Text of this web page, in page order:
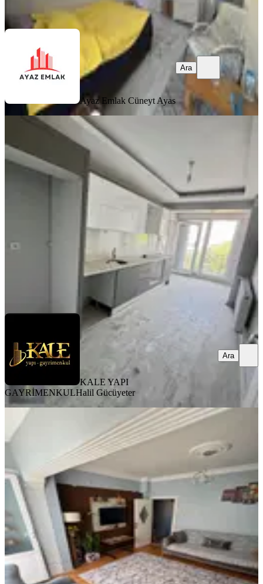
Ayaz Emlak Cüneyt Ayas
Ara
Kale Gayrimenkulden
Gaziosmanpaşa Mah Satılık 2+1
Daire
Bergama, Gaziosmanpaşa Mahallesi
4. Kat·06.08.2026
KALE YAPI GAYRİMENKUL Halil Gücüyeter
KALE YAPI
GAYRİMENKULHalil Gücüyeter
Ara
YENİ
Üzmez Gayrimenkuldan Ful Tadilatlı
Satılık 2-1 Daire
Bergama, Barbaros Mahallesi
120 m²·1. Kat·06.08.2026
2.800.000 ₺
ÜZMEZ GAYRİMENKUL & İNŞAATMert Yıldırım
Ara